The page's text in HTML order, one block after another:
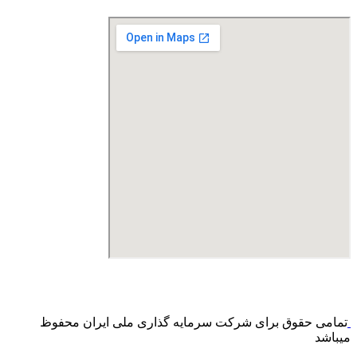
تمامی حقوق برای شرکت سرمایه گذاری ملی ایران محفوظ
میباشد